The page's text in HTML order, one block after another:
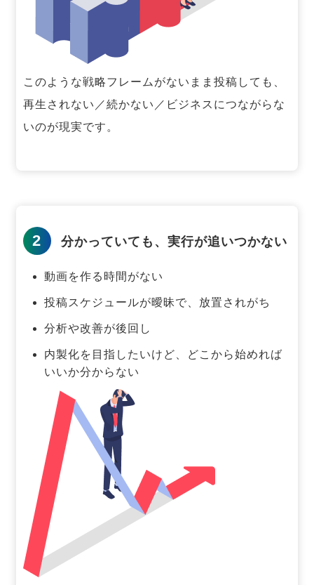
このような戦略フレームがないまま投稿しても、
再生されない／続かない／ビジネスにつながらな
いのが現実です。
2 分かっていても、実行が追いつかない
動画を作る時間がない
投稿スケジュールが曖昧で、放置されがち
分析や改善が後回し
内製化を目指したいけど、どこから始めれば
いいか分からない